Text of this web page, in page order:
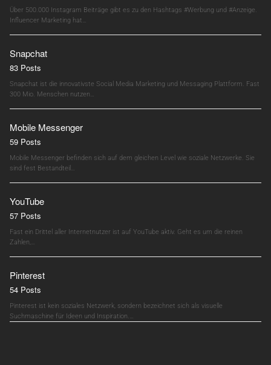
Über 500.000 Instagram Beiträge gibt es zu den Hashtags #Werbung und #Anzeige.
Influencer Marketing hat…
Snapchat
83 Posts
Snapchat ist die innovativste Social Media Marketing und Messaging Plattform. Fast
300 Mio. Menschen nutzen…
Mobile Messenger
59 Posts
Mobile Messenger befinden sich auf dem gleichen Level wie soziale Netzwerke. Sie
sind fest Bestandteil…
YouTube
57 Posts
Fast ein Drittel aller Internetnutzer ist auf YouTube aktiv. Geht es um die reinen
Zahlen,…
Pinterest
54 Posts
Pinterest ist kein soziales Netzwerk, sondern bezeichnet sich als visuelle
Suchmaschine für Ideen und Inspiration.…